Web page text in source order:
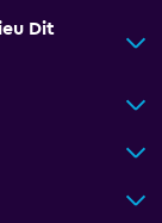
Dit